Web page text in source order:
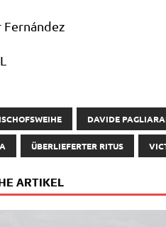
Fernández
DAVIDE
ÜBERLIEFERTER RITUS
ARTIKEL